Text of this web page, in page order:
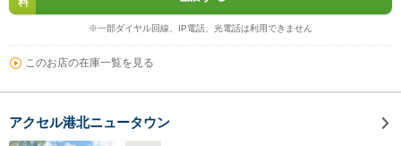
※一部ダイヤル回線、IP電話、光電話は利用できません
このお店の在庫一覧を見る
アクセル港北ニュータウン